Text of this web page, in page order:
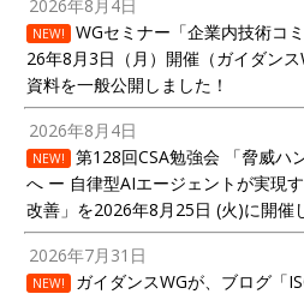
2026年8月4日
NEW!
WGセミナー「企業内技術コ
26年8月3日（月）開催（ガイダンス
資料を一般公開しました！
2026年8月4日
NEW!
第128回CSA勉強会 「脅威ハ
へ ー 自律型AIエージェントが実現
改善」を2026年8月25日 (火)に開催
2026年7月31日
NEW!
ガイダンスWGが、ブログ「